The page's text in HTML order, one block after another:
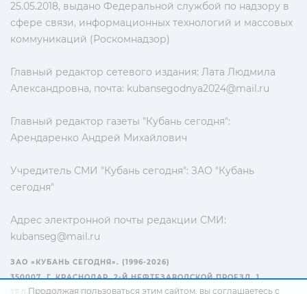
25.05.2018, выдано Федеральной службой по надзору в
сфере связи, информационных технологий и массовых
коммуникаций (Роскомнадзор)
Главный редактор сетевого издания: Лата Людмила
Александровна, почта: kubansegodnya2024@mail.ru
Главный редактор газеты "Кубань сегодня":
Арендаренко Андрей Михайлович
Учредитель СМИ "Кубань сегодня": ЗАО "Кубань
сегодня"
Адрес электронной почты редакции СМИ:
kubanseg@mail.ru
ЗАО «КУБАНЬ СЕГОДНЯ». (1996-2026)
350007, Г. КРАСНОДАР, 2-Й НЕФТЕЗАВОДСКОЙ ПРОЕЗД, 1
Продолжая пользоваться этим сайтом, вы соглашаетесь с